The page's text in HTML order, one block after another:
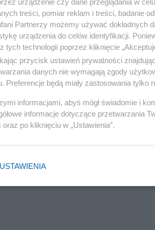
mogą wychować dziecka i rodzą
anonimowo - kobiety, które
szeregu badań w szpitalu zostaje
na anonimowość, dlatego matki
ułatwia procedury adopcyjne.
życia działa, pozostawiono w
treści, pomiar reklam i treści, badanie
Partnerzy możemy używać dokładnych
urządzenia do celów identyfikacji.
tych technologii poprzez kliknięcie
przycisk ustawień prywatności
danych nie wymagają zgody
Preferencje będą miały zastosowania tylko
informacjami, abyś mógł świadomie i
informacje dotyczące przetwarzania
oraz po kliknięciu w „Ustawienia”.
USTAWIENIA